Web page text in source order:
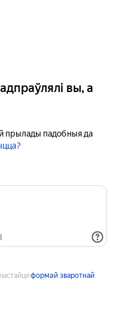
вы, а
прылады падобныя да
формай зваротнай